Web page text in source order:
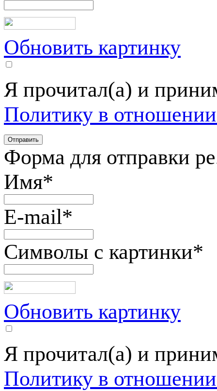
Обновить картинку
Я прочитал(а) и
Политику в
Форма для отправки
Имя*
E-mail*
Символы с картинки*
Обновить картинку
Я прочитал(а) и
Политику в